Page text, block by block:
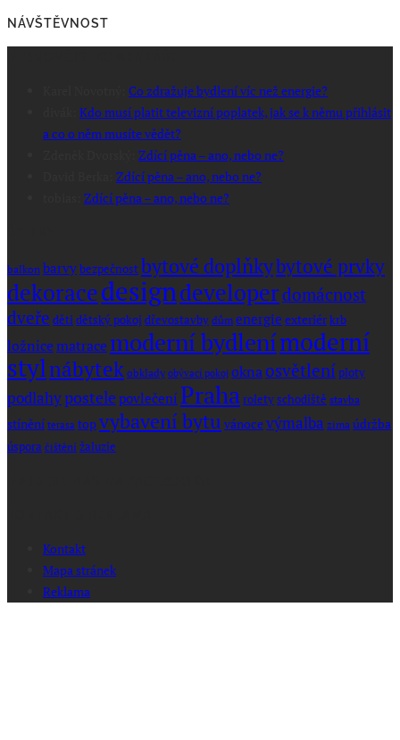
NÁVŠTĚVNOST
Co zdražuje bydlení víc než energie?
Kdo musí platit televizní poplatek, jak se k němu přihlásit
a co o něm musíte vědět?
Zdící pěna – ano, nebo ne?
Zdící pěna – ano, nebo ne?
Zdící pěna – ano, nebo ne?
balkon barvybezpečnostbytové doplňkybytové prvky
dekoracedesigndeveloperdomácnost
dveře dětidětský pokoj dřevostavby dům energie exteriérkrb
ložnicematracemoderní bydlenímoderní
stylnábytek obklady obývací pokoj oknaosvětleníploty
podlahypostelepovlečeníPraharoletyschodiště stavba
stínění terasa topvybavení bytu vánocevýmalba zima údržba
úspora čištění žaluzie
Kontakt
Mapa stránek
Reklama